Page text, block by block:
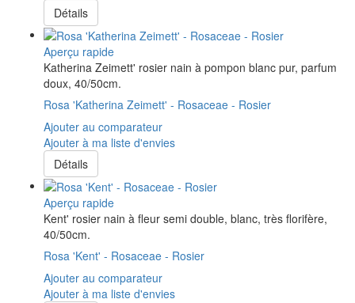
Détails
Aperçu rapide
Katherina Zeimett' rosier nain à pompon blanc pur, parfum
doux, 40/50cm.
Rosa 'Katherina Zeimett' - Rosaceae - Rosier
Ajouter au comparateur
Ajouter à ma liste d'envies
Détails
Aperçu rapide
Kent' rosier nain à fleur semi double, blanc, très florifère,
40/50cm.
Rosa 'Kent' - Rosaceae - Rosier
Ajouter au comparateur
Ajouter à ma liste d'envies